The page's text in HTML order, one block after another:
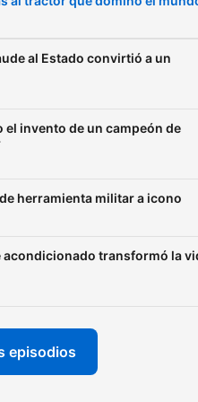
al Estado convirtió a un
invento de un campeón de
herramienta militar a icono
acondicionado transformó la
episodios